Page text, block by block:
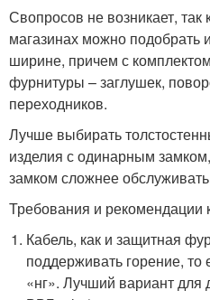
Свопросов не возникает, так
магазинах можно подобрать
ширине, причем с
фурнитуры – заглушек,
переходников.
Лучше выбирать
изделия с одинарным
замком сложнее
Требования и рекомендации
Кабель, как и защитная
поддерживать горение, то
«нг». Лучший вариант